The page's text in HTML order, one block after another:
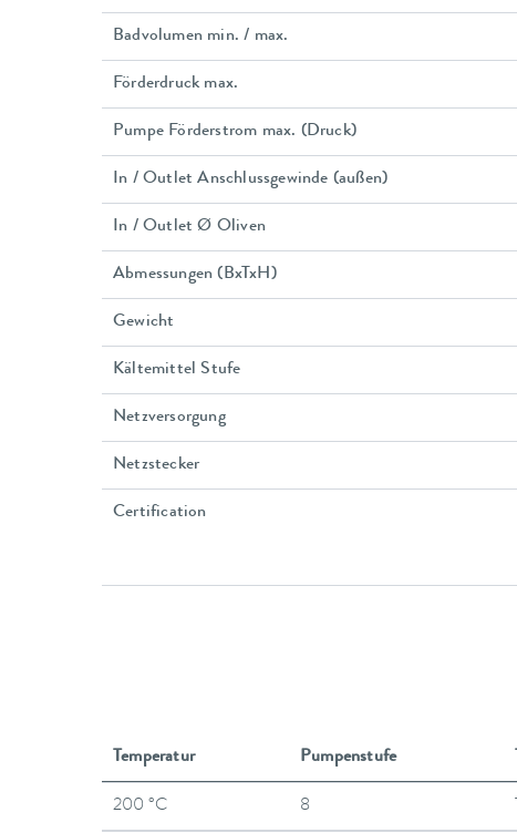
Badvolumen min. / max.
Förderdruck max.
Pumpe Förderstrom max. (Druck)
In / Outlet Anschlussgewinde (außen)
In / Outlet Ø Oliven
Abmessungen (BxTxH)
Gewicht
Kältemittel Stufe
Netzversorgung
Netzstecker
Certification
Temperatur Pumpenstufe
200 °C 8